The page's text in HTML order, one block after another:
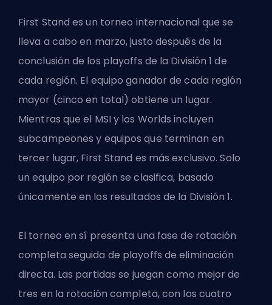
First Stand es un torneo internacional que se
lleva a cabo en marzo, justo después de la
conclusión de los playoffs de la División 1 de
cada región. El equipo ganador de cada región
mayor (cinco en total) obtiene un lugar.
Mientras que el MSI y los Worlds incluyen
subcampeones y equipos que terminan en
tercer lugar, First Stand es más exclusivo. Solo
un equipo por región se clasifica, basado
únicamente en los resultados de la División 1.
El torneo en sí presenta una fase de rotación
completa seguida de playoffs de eliminación
directa. Las partidas se juegan como mejor de
tres en la rotación completa, con los cuatro